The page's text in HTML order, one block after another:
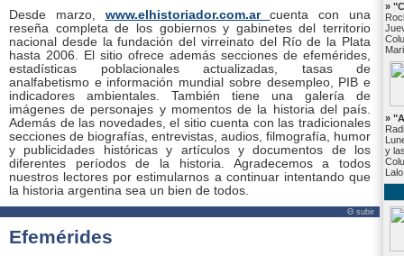
»
»
y
Desde marzo, www.elhistoriador.com.arcuenta con una
reseña completa de los gobiernos y gabinetes del territorio
nacional desde la fundación del virreinato del Río de la Plata
hasta 2006. El sitio ofrece además secciones de efemérides,
estadísticas poblacionales actualizadas, tasas de
analfabetismo e información mundial sobre desempleo, PIB e
indicadores ambientales. También tiene una galería de
imágenes de personajes y momentos de la historia del país.
Además de las novedades, el sitio cuenta con las tradicionales
secciones de biografías, entrevistas, audios, filmografía, humor
y publicidades históricas y artículos y documentos de los
diferentes períodos de la historia. Agradecemos a todos
nuestros lectores por estimularnos a continuar intentando que
la historia argentina sea un bien de todos.
Θ subir
Efemérides